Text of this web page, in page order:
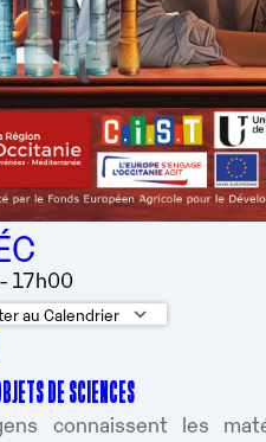
17h00
au Calendrier
ICS
DE SCIENCES
connaissent les